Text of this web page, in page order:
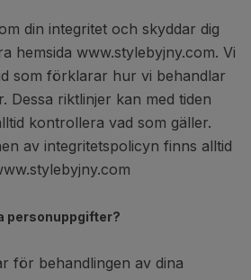
din integritet och skyddar dig
hemsida www.stylebyjny.com. Vi
som förklarar hur vi behandlar
Dessa riktlinjer kan med tiden
kontrollera vad som gäller.
av integritetspolicyn finns alltid
personuppgifter?
för behandlingen av dina